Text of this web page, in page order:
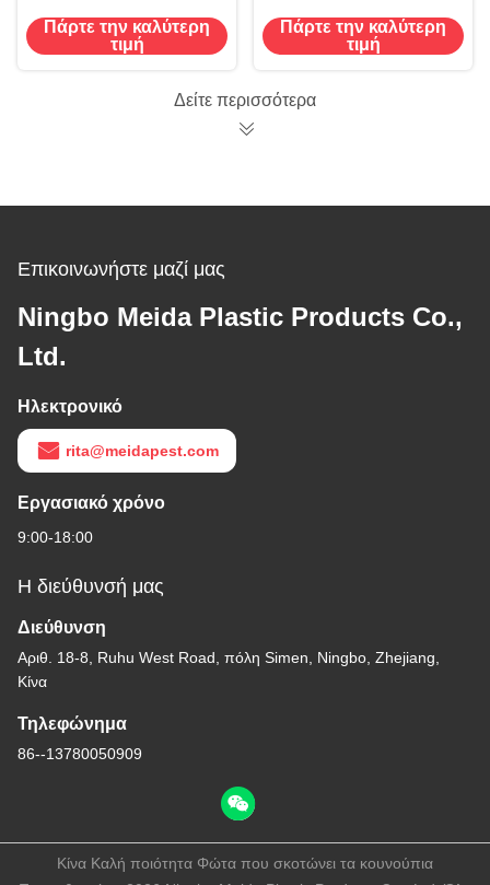
σκουλήκια
κατσαρίδες οικιακή
δολοφόνος πιάτης
Πάρτε την καλύτερη
τιμή
κολλώδης επιφάνεια
δολοφόνος εντόμων
Πάρτε την καλύτερη
τιμή
Δείτε περισσότερα
Επικοινωνήστε μαζί μας
Ningbo Meida Plastic Products Co.,
Ltd.
Ηλεκτρονικό
rita@meidapest.com
Εργασιακό χρόνο
9:00-18:00
Η διεύθυνσή μας
Διεύθυνση
Αριθ. 18-8, Ruhu West Road, πόλη Simen, Ningbo, Zhejiang,
Κίνα
Τηλεφώνημα
86--13780050909
Κίνα Καλή ποιότητα Φώτα που σκοτώνει τα κουνούπια